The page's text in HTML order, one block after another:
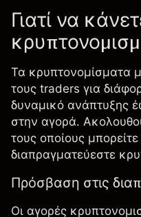
Γιατί να
Τα κρυπτονομίσματα
τους traders για
δυναμικό ανάπτυξης
στην αγορά.
τους οποίους
διαπραγματεύεστε
Πρόσβαση στις
Οι αγορές